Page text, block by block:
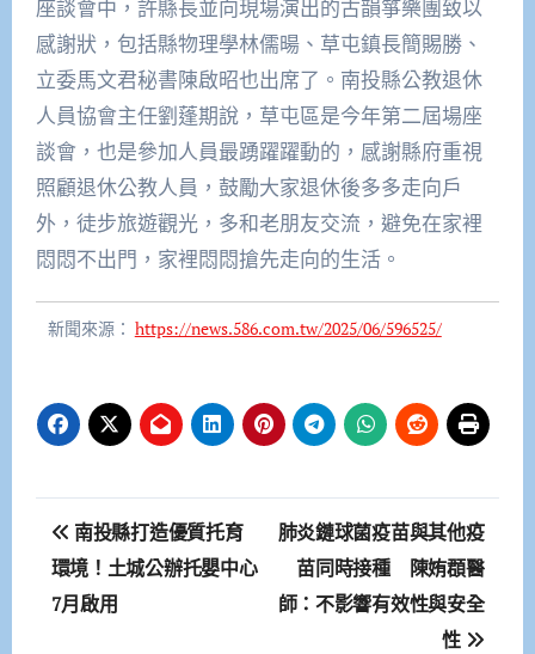
座談會中，許縣長並向現場演出的古韻箏樂團致以
感謝狀，包括縣物理學林儒暘、草屯鎮長簡賜勝、
立委馬文君秘書陳啟昭也出席了。南投縣公教退休
人員協會主任劉蓬期說，草屯區是今年第二屆場座
談會，也是參加人員最踴躍躍動的，感謝縣府重視
照顧退休公教人員，鼓勵大家退休後多多走向戶
外，徒步旅遊觀光，多和老朋友交流，避免在家裡
悶悶不出門，家裡悶悶搶先走向的生活。
新聞來源： https://news.586.com.tw/2025/06/596525/
文
章
導
南投縣打造優質托育
環境！土城公辦托嬰中心
7月啟用
肺炎鏈球菌疫苗與其他疫
苗同時接種 陳姷頵醫
師：不影響有效性與安全
性